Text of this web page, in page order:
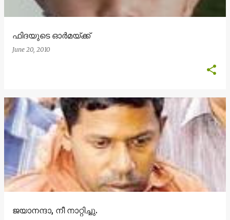
ഫിദയുടെ ഓര്‍മയ്ക്ക്
June 20, 2010
ജയാനന്ദാ, നീ നാറ്റിച്ചു.